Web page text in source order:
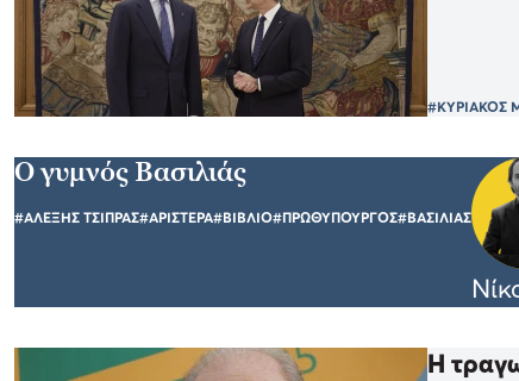
#ΚΥΡΙΑΚΟΣ
Ο γυμνός Βασιλιάς
#ΑΛΕΞΗΣ ΤΣΙΠΡΑΣ#ΑΡΙΣΤΕΡΑ#ΒΙΒΛΙΟ#ΠΡΩΘΥΠΟΥΡΓΟΣ#ΒΑΣΙΛΙΑΣ
Η